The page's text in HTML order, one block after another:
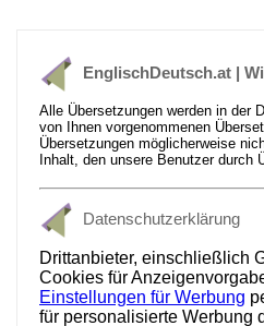
EnglischDeutsch.at |
Alle Übersetzungen werden in der
von Ihnen vorgenommenen
Übersetzungen möglicherweise
Inhalt, den unsere Benutzer durch
Datenschutzerklärung
Drittanbieter, einschließlich
Cookies für
Einstellungen für Werbung
für personalisierte Werbung